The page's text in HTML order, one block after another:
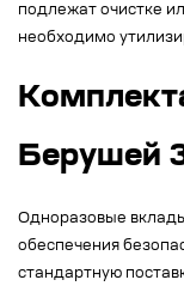
подлежат очистке
необходимо
Берушей
Одноразовые
обеспечения
стандартную